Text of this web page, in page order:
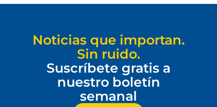
Noticias que importan.
Sin ruido.
Suscríbete gratis a
nuestro boletín
semanal